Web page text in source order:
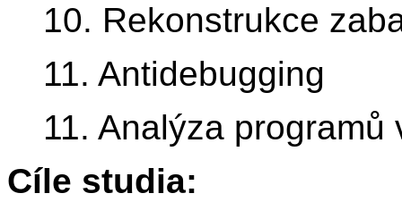
10. Rekonstrukce
11. Antidebugging
11. Analýza
Cíle studia: